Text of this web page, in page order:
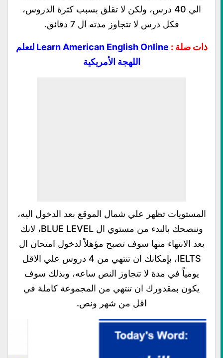
الي 40 درس، ولكن لا تقلق بسبب كثرة الدروس،
فكل درس لا تتجاوز مدته ال 7 دقائق.
ذات صلة :
Learn American English Online لتعلم
اللهجة الأمريكية
المستويات تظهر علي شمال الموقع بعد الدخول اليه،
وننصحك بالبدء من مستوي ال BLUE LEVEL، لانك
بعد الانتهاء منها سوف تصبح مؤهلاً لدخول امتحان ال
IELTS، بإمكانك ان تنتهي من 4 دروس علي الاقل
يومياً في مدة لا تتجاوز النص ساعه، وبذلك سوف
يكون بمقدورك ان تنتهي من المجموعة كاملة في
اقل من شهر ونص.